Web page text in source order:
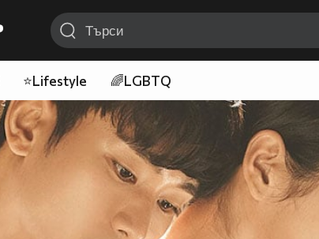
⭐Lifestyle 🌈LGBTQ